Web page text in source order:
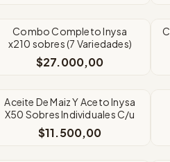
Combo Completo Inysa
x210 sobres (7 Variedades)
$27.000,00
Aceite De Maiz Y Aceto Inysa
X50 Sobres Individuales C/u
$11.500,00